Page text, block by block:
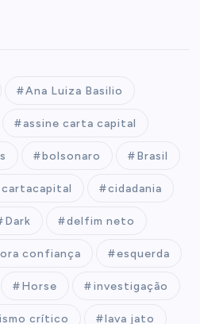
Ana Luiza Basilio
assine carta capital
bolsonaro Brasil
cartacapital cidadania
Dark delfim neto
confiança esquerda
Horse investigação
crítico lava jato